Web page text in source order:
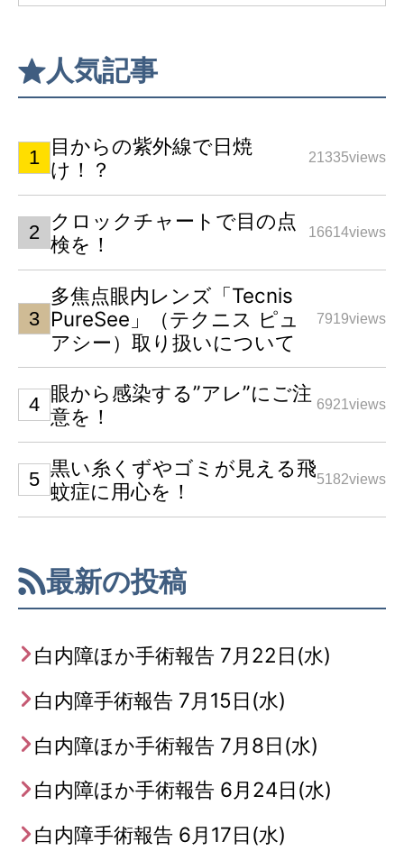
人気記事
目からの紫外線で日焼
け！？
21335views
クロックチャートで目の点
検を！
16614views
多焦点眼内レンズ「Tecnis
PureSee」（テクニス ピュ
アシー）取り扱いについて
7919views
眼から感染する”アレ”にご注
意を！
6921views
黒い糸くずやゴミが見える飛
蚊症に用心を！
5182views
最新の投稿
白内障ほか手術報告 7月22日(水)
白内障手術報告 7月15日(水)
白内障ほか手術報告 7月8日(水)
白内障ほか手術報告 6月24日(水)
白内障手術報告 6月17日(水)